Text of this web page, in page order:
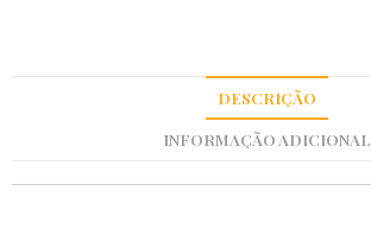
DESCRIÇÃO
INFORMAÇÃO ADICIONAL